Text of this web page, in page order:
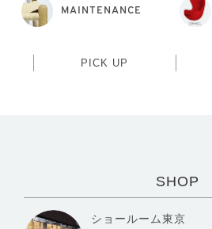
MAINTENANCE
PICK UP
SHOP
ショールーム東京